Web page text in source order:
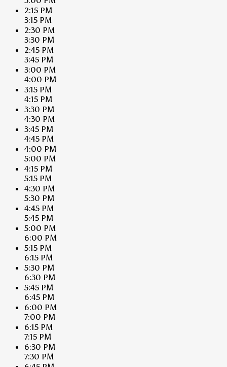
2:15 PM
3:15 PM
2:30 PM
3:30 PM
2:45 PM
3:45 PM
3:00 PM
4:00 PM
3:15 PM
4:15 PM
3:30 PM
4:30 PM
3:45 PM
4:45 PM
4:00 PM
5:00 PM
4:15 PM
5:15 PM
4:30 PM
5:30 PM
4:45 PM
5:45 PM
5:00 PM
6:00 PM
5:15 PM
6:15 PM
5:30 PM
6:30 PM
5:45 PM
6:45 PM
6:00 PM
7:00 PM
6:15 PM
7:15 PM
6:30 PM
7:30 PM